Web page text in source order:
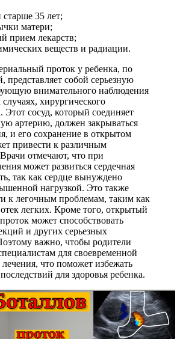
старше 35 лет;
матери;
прием лекарств;
веществ и радиации.
проток у ребенка, по
представляет собой серьезную
внимательного наблюдения
хирургического
Этот сосуд, который соединяет
артерию, должен закрываться
и его сохранение в открытом
привести к различным
отмечают, что при
может развиться сердечная
так как сердце вынуждено
нагрузкой. Это также
к легочным проблемам, таким как
легких. Кроме того, открытый
может способствовать
и других серьезных
важно, чтобы родители
для своевременной
что поможет избежать
для здоровья ребенка.